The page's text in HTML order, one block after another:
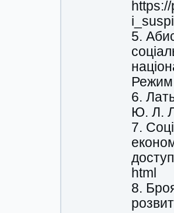
5.
Режим
6.
Ю. Л.
7.
html
8.